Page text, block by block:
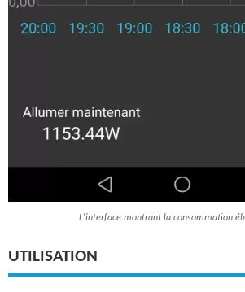
L'interface montrant la consommation
UTILISATION